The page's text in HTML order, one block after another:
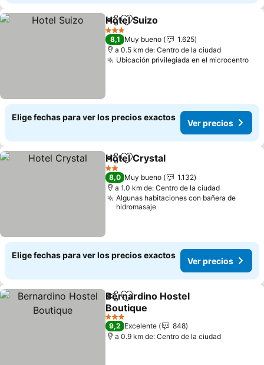
CompartirAgregar a favoritos
Hotel Suizo
3 Estrellas
8,1 Muy bueno
1.625
a 0.5 km de: Centro de la ciudad
Ubicación privilegiada en el microcentro
Elige fechas para ver los precios exactos
Ver precios
CompartirAgregar a favoritos
Hotel Crystal
2 Estrellas
8,0 Muy bueno
1.132
a 1.0 km de: Centro de la ciudad
Algunas habitaciones con bañera de
hidromasaje
Elige fechas para ver los precios exactos
Ver precios
CompartirAgregar a favoritos
Bernardino Hostel
Boutique
Ver precios
3 Estrellas
9,2 Excelente
848
a 0.9 km de: Centro de la ciudad